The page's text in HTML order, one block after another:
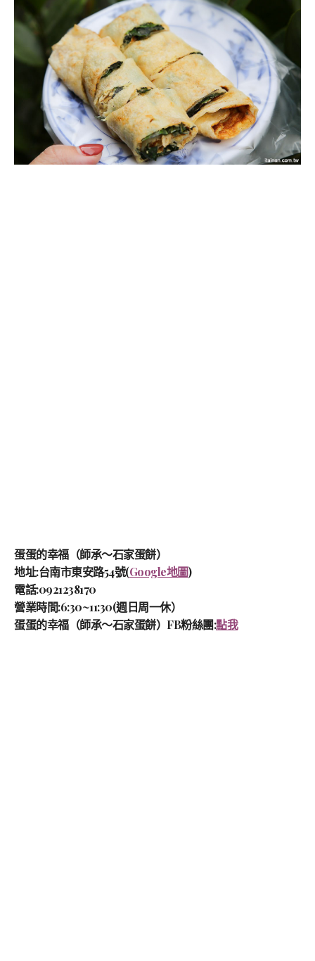
蛋蛋的幸福（師承～石家蛋餅）
地址:台南市東安路54號(Google地圖)
電話:0921238170
營業時間:6:30~11:30(週日周一休）
蛋蛋的幸福（師承～石家蛋餅）FB粉絲團:點我